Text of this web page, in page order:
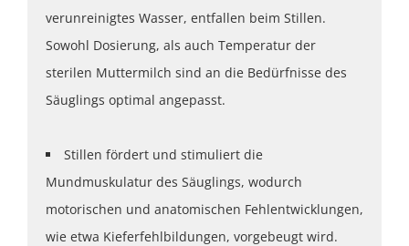
verunreinigtes Wasser, entfallen beim Stillen.
Sowohl Dosierung, als auch Temperatur der
sterilen Muttermilch sind an die Bedürfnisse des
Säuglings optimal angepasst.
Stillen fördert und stimuliert die
Mundmuskulatur des Säuglings, wodurch
motorischen und anatomischen Fehlentwicklungen,
wie etwa Kieferfehlbildungen, vorgebeugt wird.